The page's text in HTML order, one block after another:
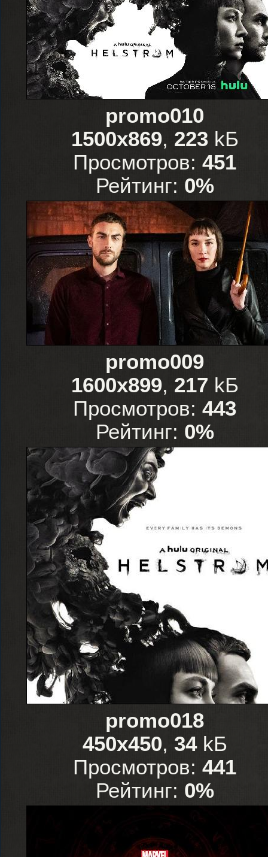
promo010
1500x869, 223kБ
Просмотров: 451
Рейтинг: 0%
promo009
1600x899, 217 kБ
Просмотров: 443
Рейтинг: 0%
promo018
450x450, 34kБ
Просмотров: 441
Рейтинг: 0%